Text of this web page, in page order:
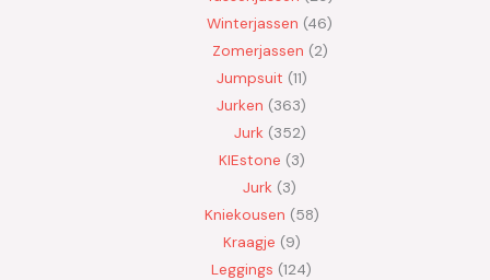
Winterjassen 46
Zomerjassen 2
Jumpsuit 11
Jurken 363
Jurk 352
KIEstone 3
Jurk 3
Kniekousen 58
Kraagje 9
Leggings 124